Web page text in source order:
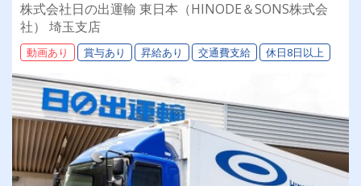
回★退職金制度★年間休日126日★土・日・祝日
休み★未経験歓迎
株式会社日の出運輸 東日本（HINODE＆SONS株式会
社） 埼玉支店
動画あり 賞与あり 昇給あり 交通費支給 休日8日以上